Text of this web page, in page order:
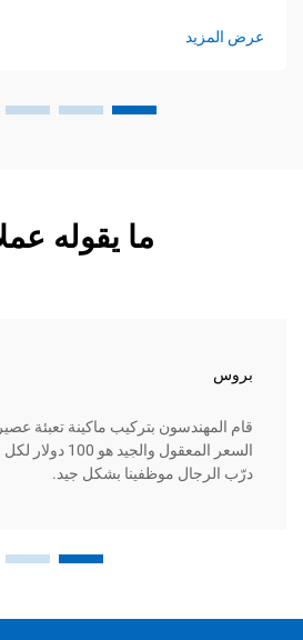
عرض المزيد
ما يقوله
بروس
قام المهندسون بتركيب ماكينة تعبئة
السعر المعقول
درّب الرجال موظفينا بشكل جيد.